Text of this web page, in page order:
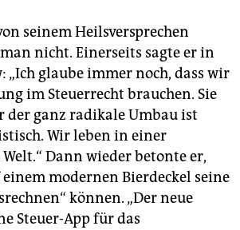
seinem Heilsversprechen
nicht. Einerseits sagte er in
„Ich glaube immer noch, dass wir
im Steuerrecht brauchen. Sie
der ganz radikale Umbau ist
Wir leben in einer
Dann wieder betonte er,
einem modernen Bierdeckel seine
können. „Der neue
Steuer-App für das